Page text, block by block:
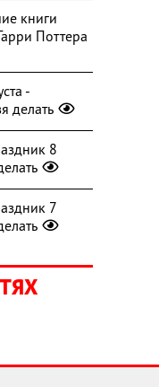
книги
Поттера
-
делать
8
7